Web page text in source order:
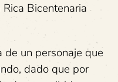
Bicentenaria
un personaje que
dado que por